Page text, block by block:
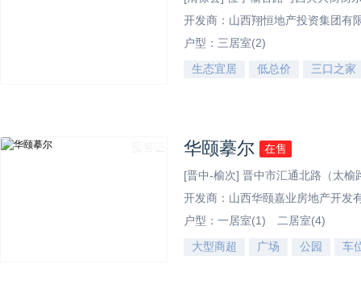
开发商：山西翔恒地产投资集团有
户型： 三居室(2)
生态宜居
低总价 三口之家
华颐摹尔 在售
[晋中-榆次] 晋中市汇通北路（太榆
开发商：山西华颐嘉业房地产开发
户型： 一居室(1)
二居室(4)
大型商超
广场 公园 车